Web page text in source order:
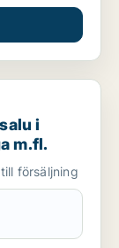
Munkfors eller
i
m.fl.
försäljning